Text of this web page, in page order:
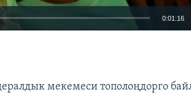
0:01:16
мекемеси тополоңдорго